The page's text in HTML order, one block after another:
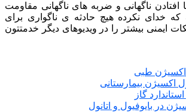
ناگهانی و ضربه های ناگهانی مقاومت
خدای نکرده هیچ حادثه ی ناگواری برای
ایمنی بیشتر را در ویدیوهای دیگر خدمتتون
طبی
بیمارستانی
گاز
در بایوفیول و اتانول